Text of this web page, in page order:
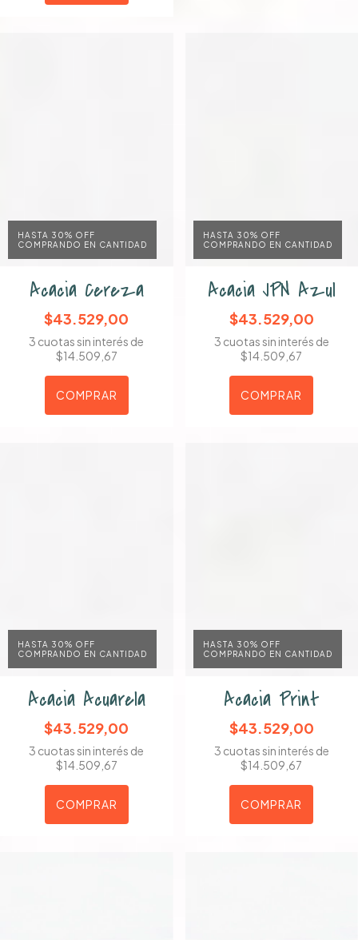
HASTA 30% OFF
COMPRANDO EN CANTIDAD
Acacia Cereza
$43.529,00
3 cuotas sin interés de
$14.509,67
COMPRAR
HASTA 30% OFF
COMPRANDO EN CANTIDAD
Acacia JPN Azul
$43.529,00
3 cuotas sin interés de
$14.509,67
COMPRAR
HASTA 30% OFF
COMPRANDO EN CANTIDAD
Acacia Acuarela
$43.529,00
3 cuotas sin interés de
$14.509,67
COMPRAR
HASTA 30% OFF
COMPRANDO EN CANTIDAD
Acacia Print
$43.529,00
3 cuotas sin interés de
$14.509,67
COMPRAR